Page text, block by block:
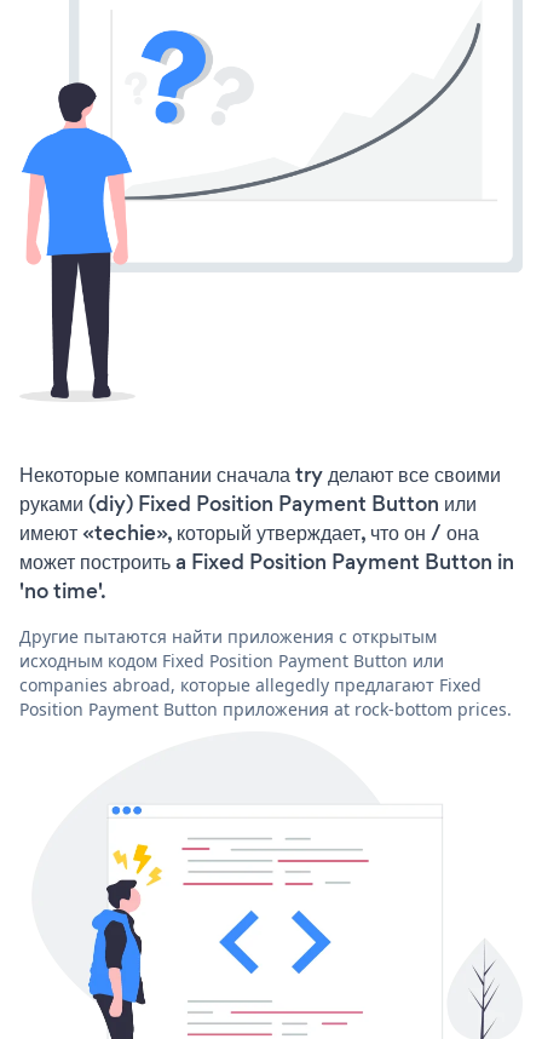
Некоторые компании сначала try делают все своими
руками (diy) Fixed Position Payment Button или
имеют «techie», который утверждает, что он / она
может построить a Fixed Position Payment Button in
'no time'.
Другие пытаются найти приложения с открытым
исходным кодом Fixed Position Payment Button или
companies abroad, которые allegedly предлагают Fixed
Position Payment Button приложения at rock-bottom prices.